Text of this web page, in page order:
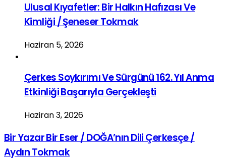
Ulusal Kıyafetler: Bir Halkın Hafızası Ve
Kimliği / Şeneser Tokmak
Haziran 5, 2026
Çerkes Soykırımı Ve Sürgünü 162. Yıl Anma
Etkinliği Başarıyla Gerçekleşti
Haziran 3, 2026
Bir Yazar Bir Eser / DOĞA’nın Dili Çerkesçe /
Aydın Tokmak